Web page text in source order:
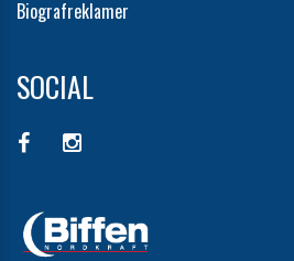
Biografreklamer
SOCIAL